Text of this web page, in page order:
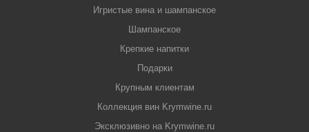
Игристые вина и шампанское
Шампанское
Крепкие напитки
Подарки
Крупным клиентам
Коллекция вин Krymwine.ru
Эксклюзивно на Krymwine.ru